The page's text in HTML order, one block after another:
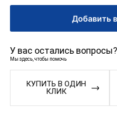
Добавить
У вас остались вопросы?
Мы здесь, чтобы помочь
КУПИТЬ В ОДИН
КЛИК